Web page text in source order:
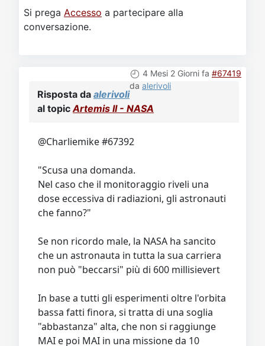
Si prega Accesso a partecipare alla
conversazione.
4 Mesi 2 Giorni fa #67419
da alerivoli
Risposta da alerivoli
al topic Artemis II - NASA
@Charliemike #67392
"Scusa una domanda.
Nel caso che il monitoraggio riveli una
dose eccessiva di radiazioni, gli astronauti
che fanno?"
Se non ricordo male, la NASA ha sancito
che un astronauta in tutta la sua carriera
non può "beccarsi" più di 600 millisievert
In base a tutti gli esperimenti oltre l'orbita
bassa fatti finora, si tratta di una soglia
"abbastanza" alta, che non si raggiunge
MAI e poi MAI in una missione da 10